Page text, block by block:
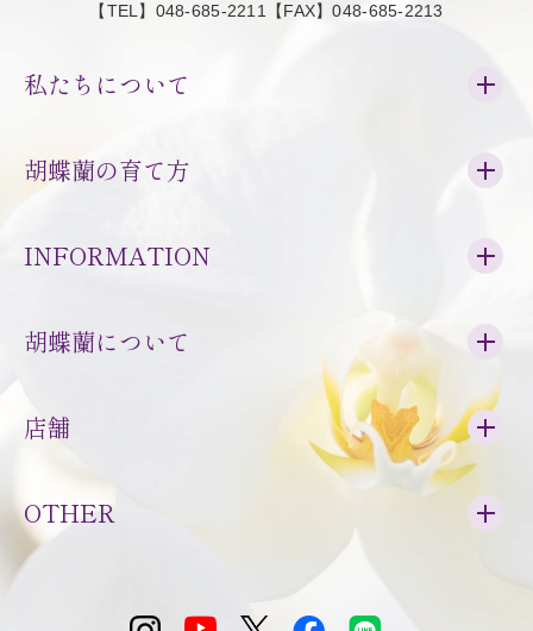
【TEL】048-685-2211【FAX】048-685-2213
私たちについて
胡蝶蘭の育て方
INFORMATION
胡蝶蘭について
店舗
OTHER